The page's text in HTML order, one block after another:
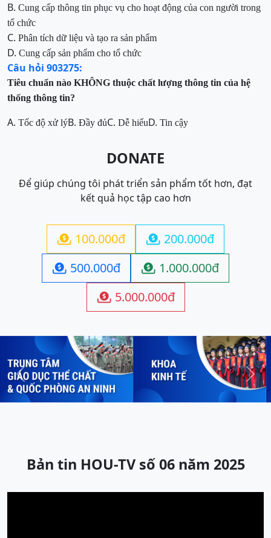
B. Cung cấp thông tin phục vụ cho hoạt động của con người trong
tổ chức
C. Phân tích dữ liệu và tạo ra sản phẩm
D. Cung cấp sản phẩm cho tổ chức
Câu hỏi 903275:
Tiêu chuẩn nào KHÔNG thuộc chất lượng thông tin của hệ
thống thông tin?
A. Tốc độ xử lýB. Đầy đủC. Dễ hiểuD. Tin cậy
DONATE
Để giúp chúng tôi phát triển sản phẩm tốt hơn, đạt
kết quả học tập cao hơn
 100.000đ  200.000đ
 500.000đ  1.000.000đ
 5.000.000đ
Previous Next
Bản tin HOU-TV số 06 năm 2025